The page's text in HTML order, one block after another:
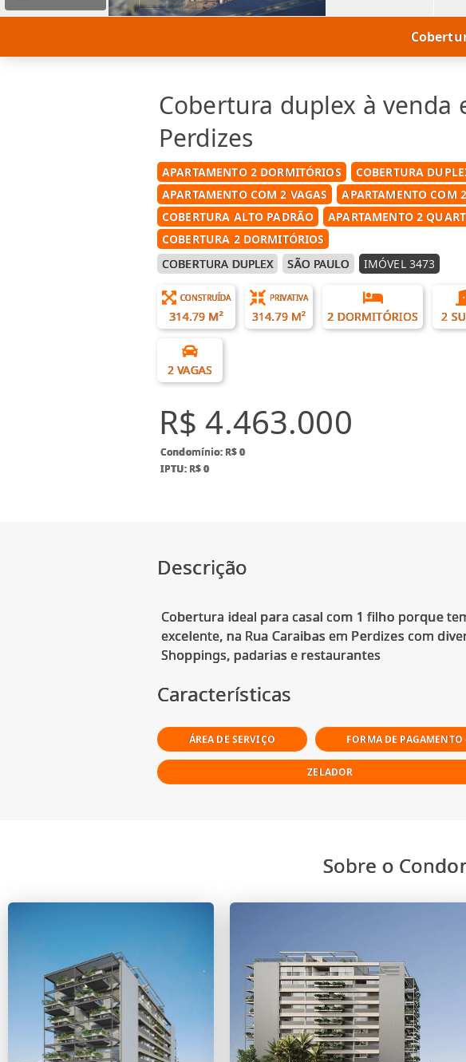
Cobertura duplex à venda
Perdizes
APARTAMENTO 2 DORMITÓRIOS
COBERTURA
APARTAMENTO COM 2 VAGAS
APARTAMENTO COM
COBERTURA ALTO PADRÃO
APARTAMENTO 2
COBERTURA 2 DORMITÓRIOS
COBERTURA DUPLEX
SÃO PAULO IMÓVEL 3473
CONSTRUÍDA
314.79 M²
PRIVATIVA
314.79 M² 2 DORMITÓRIOS 2
2 VAGAS
R$ 4.463.000
Condomínio: R$ 0
IPTU: R$ 0
Descrição
Cobertura ideal para casal com 1 filho porque
excelente, na Rua Caraibas em Perdizes com
Características
ÁREA DE SERVIÇO FORMA DE
ZELADOR
Sobre o